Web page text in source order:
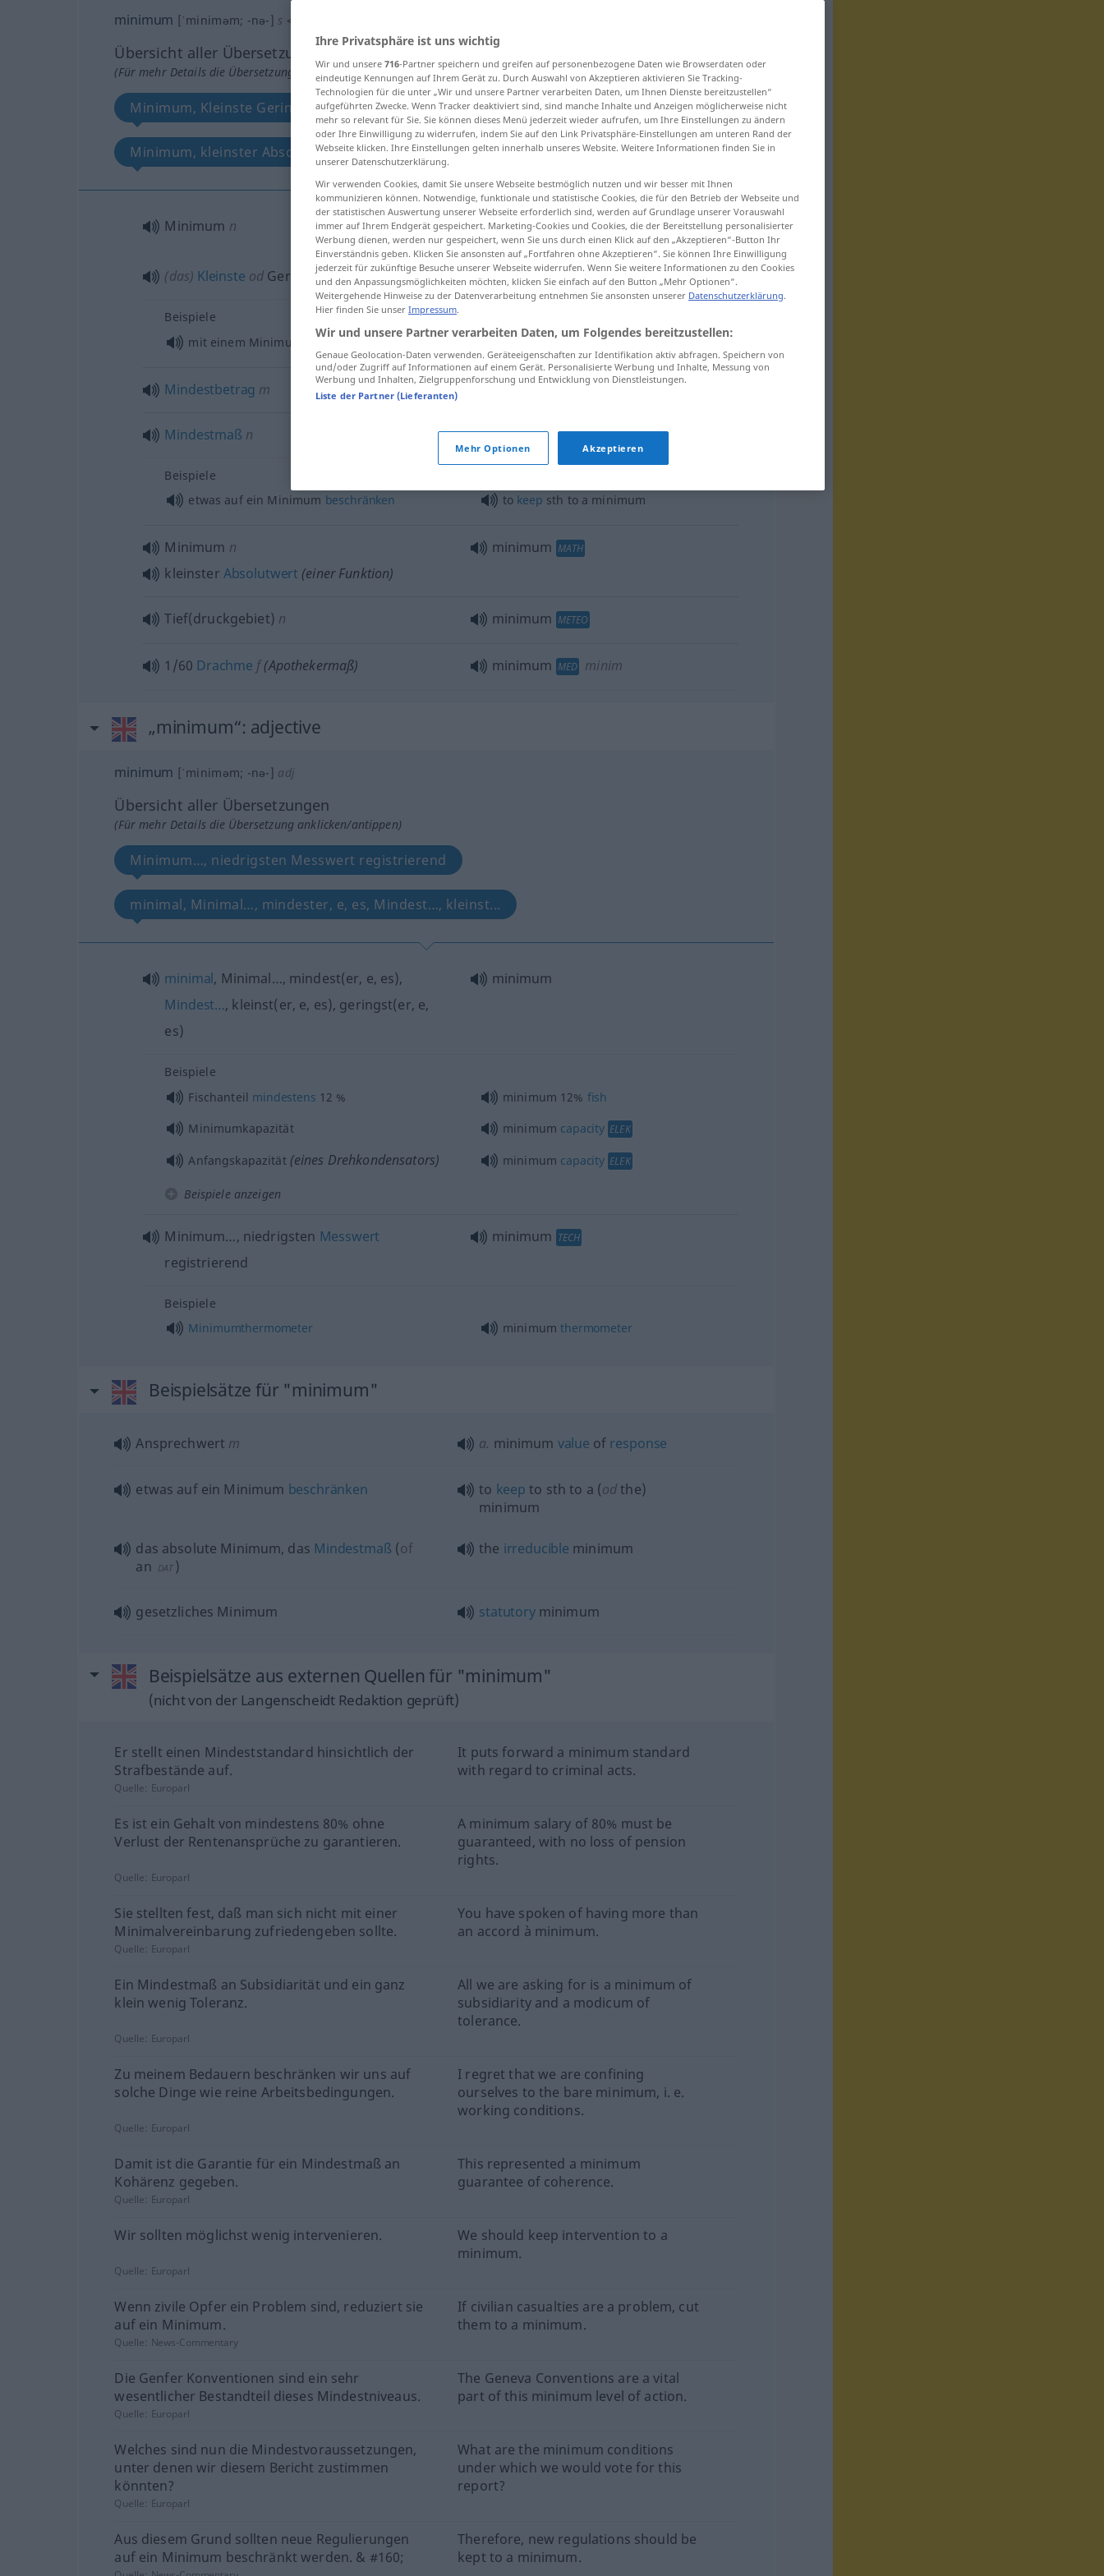
minimum [ˈminiməm; -nə-] s <
Übersicht aller Übersetzungen
(Für mehr Details die Übersetzung anklicken/antippen)
Minimum, Kleinste Geringste, kleinste Größe Mindestbetrag Mindestmaß
Minimum, kleinster Absolutwert Tiefdruckgebiet 1/60 Drachme
Minimum n minimum
(das) Kleinste od Geringste, kleinsteGröße minimum
Beispiele
mit einem Minimum anod vonAnstrengung with a minimum ofeffort
Mindestbetrag m minimum minimum sum
Mindestmaß n minimum minimum degree
Beispiele
etwas auf ein Minimum beschränken to keep sth to a minimum
Minimum n
kleinster Absolutwert (einer Funktion)
minimum MATH
Tief(druckgebiet) n minimum METEO
1/60 Drachme f(Apothekermaß) minimum MED minim
„minimum“: adjective
minimum [ˈminiməm; -nə-] adj
Übersicht aller Übersetzungen
(Für mehr Details die Übersetzung anklicken/antippen)
Minimum…, niedrigsten Messwert registrierend
minimal, Minimal…, mindester, e, es, Mindest…, kleinst...
minimal, Minimal…, mindest(er, e, es),
Mindest…, kleinst(er, e, es), geringst(er, e,
es)
minimum
Beispiele
Fischanteil mindestens 12 % minimum 12% fish
Minimumkapazität
minimum capacity ELEK
Anfangskapazität(eines Drehkondensators) minimum capacity ELEK
Beispiele anzeigen
Minimum…, niedrigsten Messwert
registrierend
minimum TECH
Beispiele
Minimumthermometer
minimumthermometer
Beispielsätze für "minimum"
Ansprechwert m a. minimum value of response
etwas auf ein Minimum beschränken to keep to sth to a (odthe)
minimum
das absolute Minimum, das Mindestmaß (of
an DAT )
the irreducible minimum
gesetzliches Minimum statutoryminimum
Beispielsätze aus externen Quellen für "minimum"
(nicht von der Langenscheidt Redaktion geprüft)
Er stellt einen Mindeststandard hinsichtlich der
Strafbestände auf.
It puts forward a minimum standard
with regard to criminal acts.
Quelle: Europarl
Es ist ein Gehalt von mindestens 80% ohne
Verlust der Rentenansprüche zu garantieren.
A minimum salary of 80% must be
guaranteed, with no loss of pension
rights.
Quelle: Europarl
Sie stellten fest, daß man sich nicht mit einer
Minimalvereinbarung zufriedengeben sollte.
You have spoken of having more than
an accord à minimum.
Quelle: Europarl
Ein Mindestmaß an Subsidiarität und ein ganz
klein wenig Toleranz.
All we are asking for is a minimum of
subsidiarity and a modicum of
tolerance.
Quelle: Europarl
Zu meinem Bedauern beschränken wir uns auf
solche Dinge wie reine Arbeitsbedingungen.
I regret that we are confining
ourselves to the bare minimum, i. e.
working conditions.
Quelle: Europarl
Damit ist die Garantie für ein Mindestmaß an
Kohärenz gegeben.
This represented a minimum
guarantee of coherence.
Quelle: Europarl
Wir sollten möglichst wenig intervenieren.
We should keep intervention to a
minimum.
Quelle: Europarl
Wenn zivile Opfer ein Problem sind, reduziert sie
auf ein Minimum.
If civilian casualties are a problem, cut
them to a minimum.
Quelle: News-Commentary
Die Genfer Konventionen sind ein sehr
wesentlicher Bestandteil dieses Mindestniveaus.
The Geneva Conventions are a vital
part of this minimum level of action.
Quelle: Europarl
Welches sind nun die Mindestvoraussetzungen,
unter denen wir diesem Bericht zustimmen
könnten?
What are the minimum conditions
under which we would vote for this
report?
Quelle: Europarl
Aus diesem Grund sollten neue Regulierungen
auf ein Minimum beschränkt werden. & #160;
Therefore, new regulations should be
kept to a minimum.
Ihre Privatsphäre ist uns wichtig
Wir und unsere 716-Partner speichern und greifen auf personenbezogene Daten wie Browserdaten oder
eindeutige Kennungen auf Ihrem Gerät zu. Durch Auswahl von Akzeptieren aktivieren Sie Tracking-
Technologien für die unter „Wir und unsere Partner verarbeiten Daten, um Ihnen Dienste bereitzustellen“
aufgeführten Zwecke. Wenn Tracker deaktiviert sind, sind manche Inhalte und Anzeigen möglicherweise nicht
mehr so relevant für Sie. Sie können dieses Menü jederzeit wieder aufrufen, um Ihre Einstellungen zu ändern
oder Ihre Einwilligung zu widerrufen, indem Sie auf den Link Privatsphäre-Einstellungen am unteren Rand der
Webseite klicken. Ihre Einstellungen gelten innerhalb unseres Website. Weitere Informationen finden Sie in
unserer Datenschutzerklärung.
Wir verwenden Cookies, damit Sie unsere Webseite bestmöglich nutzen und wir besser mit Ihnen
kommunizieren können. Notwendige, funktionale und statistische Cookies, die für den Betrieb der Webseite und
der statistischen Auswertung unserer Webseite erforderlich sind, werden auf Grundlage unserer Vorauswahl
immer auf Ihrem Endgerät gespeichert. Marketing-Cookies und Cookies, die der Bereitstellung personalisierter
Werbung dienen, werden nur gespeichert, wenn Sie uns durch einen Klick auf den „Akzeptieren“-Button Ihr
Einverständnis geben. Klicken Sie ansonsten auf „Fortfahren ohne Akzeptieren“. Sie können Ihre Einwilligung
jederzeit für zukünftige Besuche unserer Webseite widerrufen. Wenn Sie weitere Informationen zu den Cookies
und den Anpassungsmöglichkeiten möchten, klicken Sie einfach auf den Button „Mehr Optionen“.
Weitergehende Hinweise zu der Datenverarbeitung entnehmen Sie ansonsten unserer Datenschutzerklärung.
Hier finden Sie unser Impressum.
Wir und unsere Partner verarbeiten Daten, um Folgendes bereitzustellen:
Genaue Geolocation-Daten verwenden. Geräteeigenschaften zur Identifikation aktiv abfragen. Speichern von
und/oder Zugriff auf Informationen auf einem Gerät. Personalisierte Werbung und Inhalte, Messung von
Werbung und Inhalten, Zielgruppenforschung und Entwicklung von Dienstleistungen.
Liste der Partner (Lieferanten)
Mehr Optionen Akzeptieren